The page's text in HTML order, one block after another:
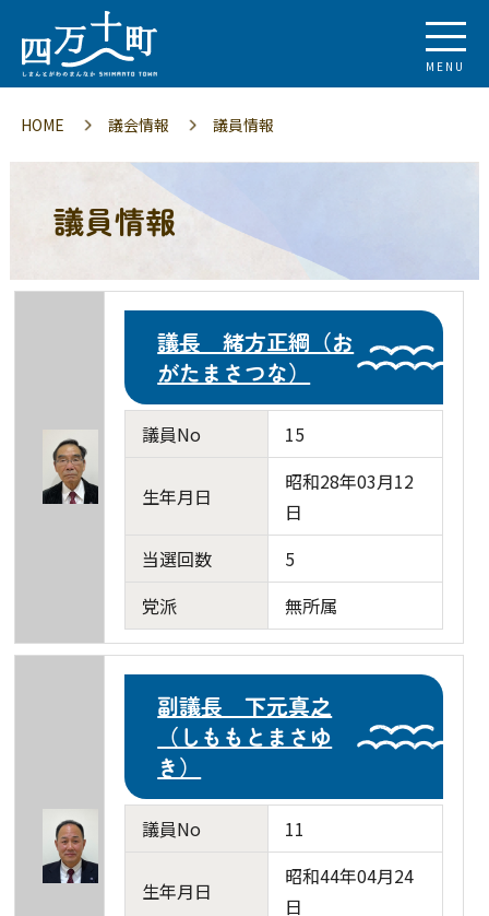
MENU
HOME 議会情報 議員情報
議員情報
議長 緒方正綱（お
がたまさつな）
議員No 15
生年月日
昭和28年03月12
日
当選回数
5
党派
無所属
副議長 下元真之
（しももとまさゆ
き）
議員No 11
生年月日
昭和44年04月24
日